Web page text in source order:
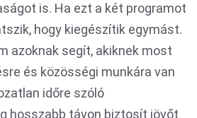
is. Ha ezt a két programot
hogy kiegészítik egymást.
azoknak segít, akiknek most
és közösségi munkára van
időre szóló
hosszabb távon biztosít jövőt